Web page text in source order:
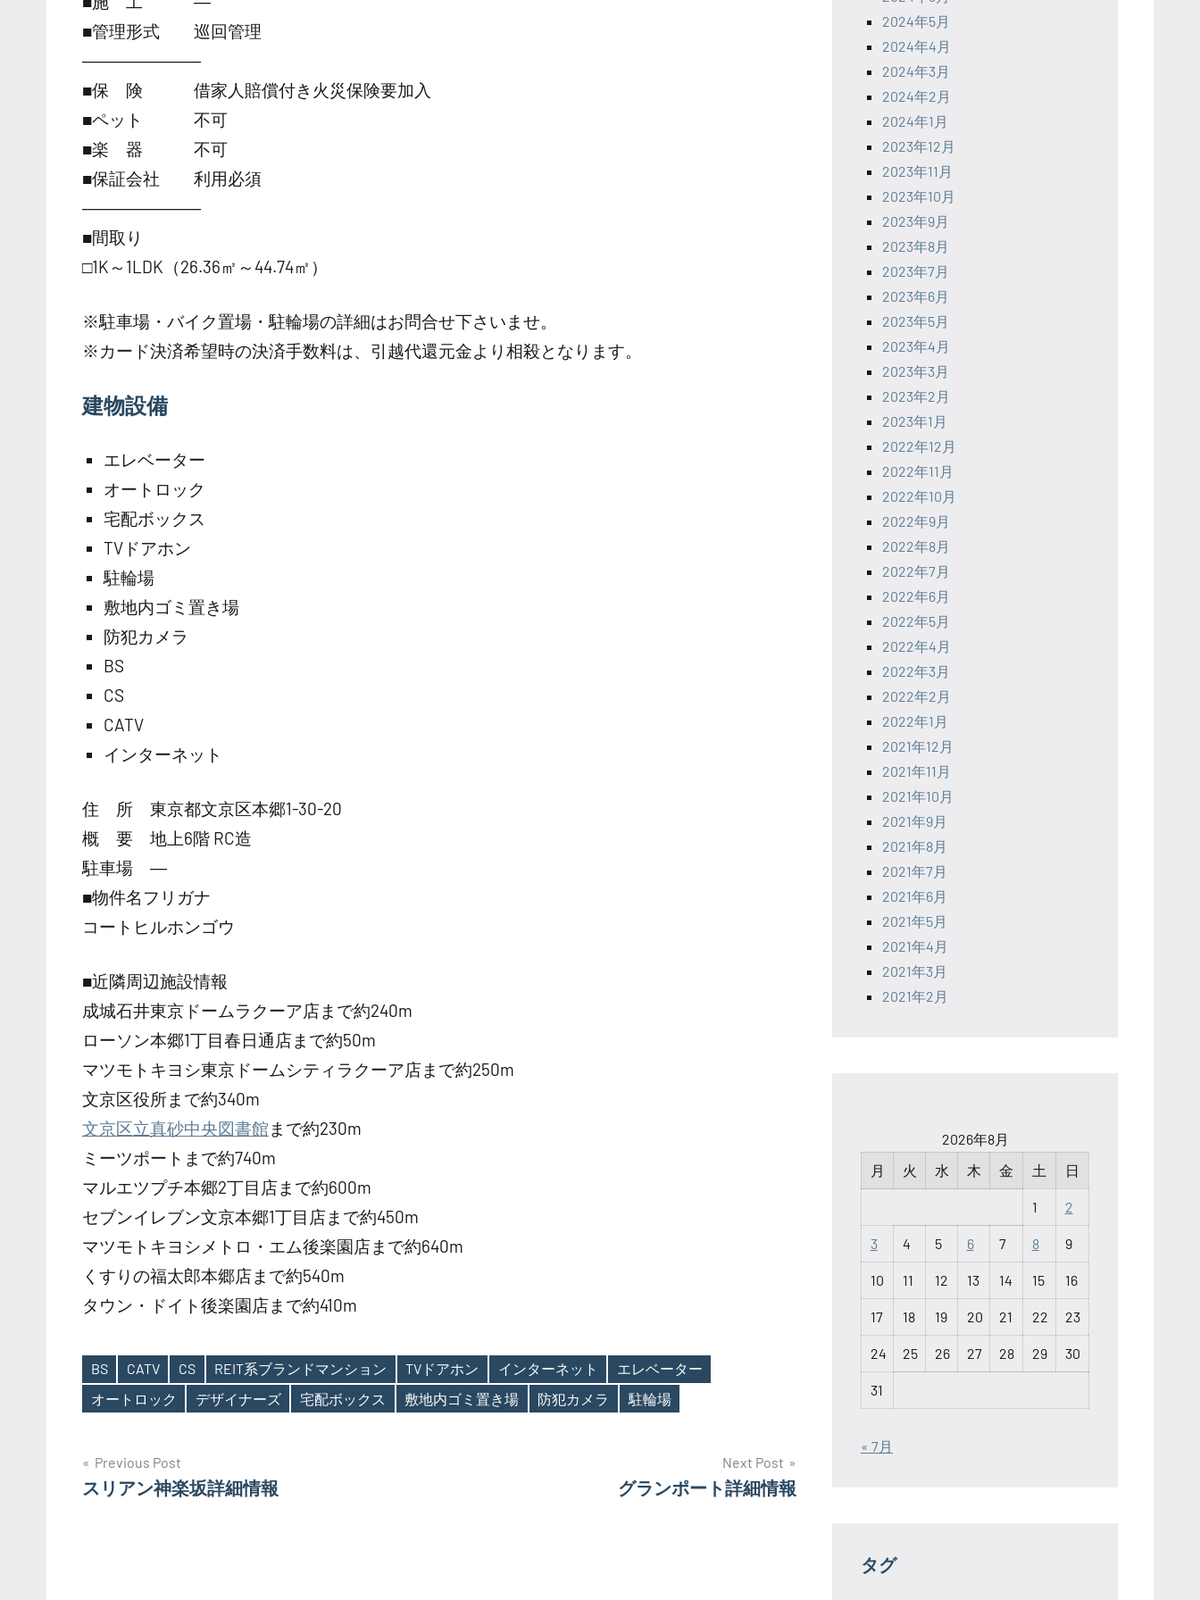
■管理形式 巡回管理
―――――――
■保 険 借家人賠償付き火災保険要加入
■ペット 不可
■楽 器 不可
■保証会社 利用必須
―――――――
■間取り
□1K～1LDK（26.36㎡～44.74㎡）
※駐車場・バイク置場・駐輪場の詳細はお問合せ下さいませ。
※カード決済希望時の決済手数料は、引越代還元金より相殺となります。
建物設備
エレベーター
オートロック
宅配ボックス
TVドアホン
駐輪場
敷地内ゴミ置き場
防犯カメラ
BS
CS
CATV
インターネット
住 所 東京都文京区本郷1-30-20
概 要 地上6階 RC造
駐車場 ―
■物件名フリガナ
コートヒルホンゴウ
■近隣周辺施設情報
成城石井東京ドームラクーア店まで約240m
ローソン本郷1丁目春日通店まで約50m
マツモトキヨシ東京ドームシティラクーア店まで約250m
文京区役所まで約340m
文京区立真砂中央図書館 まで約230m
ミーツポートまで約740m
マルエツプチ本郷2丁目店まで約600m
セブンイレブン文京本郷1丁目店まで約450m
マツモトキヨシメトロ・エム後楽園店まで約640m
くすりの福太郎本郷店まで約540m
タウン・ドイト後楽園店まで約410m
Tags
BS CATV CS REIT系ブランドマンション TVドアホン インターネット
エレベーター
オートロック
デザイナーズ 宅配ボックス 敷地内ゴミ置き場 防犯カメラ 駐輪場
投
稿
Previous Post
スリアン神楽坂詳細情報
Next Post
グランポート詳細情報
2024年5月
2024年4月
2024年3月
2024年2月
2024年1月
2023年12月
2023年11月
2023年10月
2023年9月
2023年8月
2023年7月
2023年6月
2023年5月
2023年4月
2023年3月
2023年2月
2023年1月
2022年12月
2022年11月
2022年10月
2022年9月
2022年8月
2022年7月
2022年6月
2022年5月
2022年4月
2022年3月
2022年2月
2022年1月
2021年12月
2021年11月
2021年10月
2021年9月
2021年8月
2021年7月
2021年6月
2021年5月
2021年4月
2021年3月
2021年2月
2026年8月
月
火 水 木 金 土 日
1 2
3 4 5 6 7 8 9
10 11 12 13 14 15 16
17 18 19 20 21 22 23
24 25 26 27 28 29 30
31
« 7月
タグ